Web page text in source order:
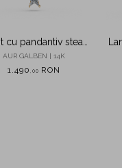
cu pandantiv stea
din aur galben cu
AUR GALBEN | 14K
1.490 ,00 RON